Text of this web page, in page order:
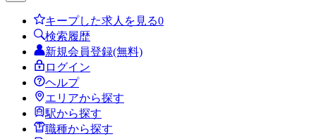
キープした求人を見る0
検索履歴
新規会員登録(無料)
ログイン
ヘルプ
エリアから探す
駅から探す
職種から探す